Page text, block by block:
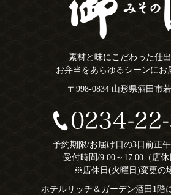
素材と味にこだわった仕出
お弁当をあらゆるシーンにお
〒998-0834 山形県酒田市
予約期限/お届け日の3日前正
受付時間/9:00～17:00（店休
※店休日(火曜日)変更の
ホテルリッチ＆ガーデン酒田1階